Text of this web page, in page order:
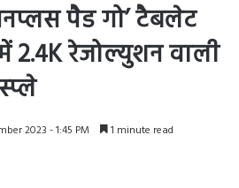
पैड गो’ टैबलेट
2.4K रेजोल्युशन वाली
2023 - 1:45 PM 1 minute read